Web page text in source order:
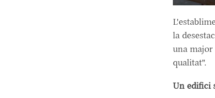
la
una
qualitat".
Un edifici